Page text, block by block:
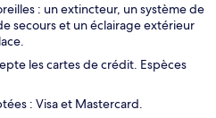
: un extincteur, un système de
secours et un éclairage extérieur
les cartes de crédit. Espèces
: Visa et Mastercard.